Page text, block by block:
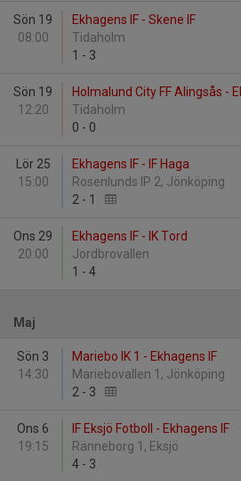
Sön 19
08:00
Ekhagens IF - Skene IF
Tidaholm
1 - 3
Sön 19
12:20
Holmalund City FF Alingsås -
Tidaholm
0 - 0
Lör 25
15:00
Ekhagens IF - IF Haga
Rosenlunds IP 2, Jönköping
2 - 1
Ons 29
20:00
Ekhagens IF - IK Tord
Jordbrovallen
1 - 4
Maj
Sön 3
14:30
Mariebo IK 1 - Ekhagens IF
Mariebovallen 1, Jönköping
2 - 3
Ons 6
19:15
IF Eksjö Fotboll - Ekhagens IF
Ränneborg 1, Eksjö
4 - 3